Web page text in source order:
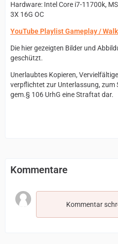
Hardware: Intel Core i7-11700k,
3X 16G OC
YouTube Playlist Gameplay /
Die hier gezeigten Bilder und
geschützt.
Unerlaubtes Kopieren,
verpflichtet zur Unterlassung, zum
gem.§ 106 UrhG eine Straftat dar.
Kommentare
Kommentar